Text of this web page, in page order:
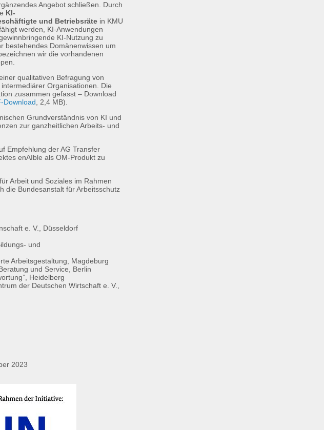
Angebot schließen. Durch
KI-
und Betriebsrätein KMU
werden, KI-Anwendungen
KI-Nutzung zu
bestehendes Domänenwissen um
wir die vorhandenen
qualitativen Befragung von
Organisationen. Die
zusammen gefasst – Download
Download, 2,4 MB).
Grundverständnis von KI und
zur ganzheitlichen Arbeits- und
Empfehlung der AG Transfer
enAIble als OM-Produkt zu
Arbeit und Soziales im Rahmen
die Bundesanstalt für Arbeitsschutz
e. V., Düsseldorf
und
Arbeitsgestaltung, Magdeburg
und Service, Berlin
Heidelberg
der Deutschen Wirtschaft e. V.,
2023